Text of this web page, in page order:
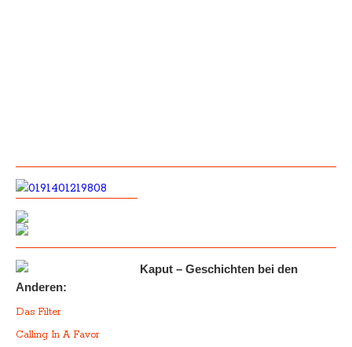
Kaput – Geschichten bei den
Anderen:
Das Filter
Calling In A Favor